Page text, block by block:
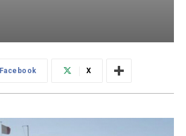
Facebook X